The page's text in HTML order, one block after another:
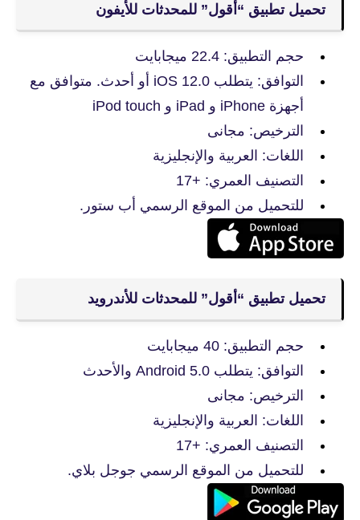
تحميل تطبيق “أقول” للمحدثات للأيفون
حجم التطبيق: 22.4 ميجابايت
التوافق: يتطلب iOS 12.0 أو أحدث. متوافق مع
أجهزة iPhone و iPad و iPod touch
الترخيص: مجانى
اللغات: العربية والإنجليزية
التصنيف العمري: +17
للتحميل من الموقع الرسمي أب ستور.
تحميل تطبيق “أقول” للمحدثات للأندرويد
حجم التطبيق: 40 ميجابايت
التوافق: يتطلب Android 5.0 والأحدث
الترخيص: مجانى
اللغات: العربية والإنجليزية
التصنيف العمري: +17
للتحميل من الموقع الرسمي جوجل بلاي.